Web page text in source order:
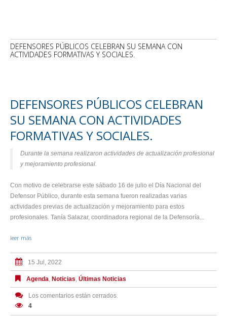
DEFENSORES PÚBLICOS CELEBRAN SU SEMANA CON
ACTIVIDADES FORMATIVAS Y SOCIALES.
DEFENSORES PÚBLICOS CELEBRAN
SU SEMANA CON ACTIVIDADES
FORMATIVAS Y SOCIALES.
Durante la semana realizaron actividades de actualización profesional
y mejoramiento profesional.
Con motivo de celebrarse este sábado 16 de julio el Día Nacional del
Defensor Público, durante esta semana fueron realizadas varias
actividades previas de actualización y mejoramiento para estos
profesionales. Tanía Salazar, coordinadora regional de la Defensoría...
leer más
15 Jul, 2022
Agenda, Noticias, Últimas Noticias
Los comentarios están cerrados.
4